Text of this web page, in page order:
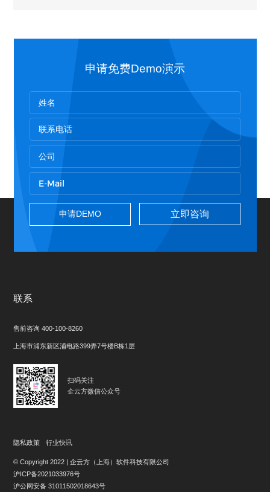
申请免费Demo演示
立即咨询
联系
售前咨询 400-100-8260
上海市浦东新区浦电路399弄7号楼B栋1层
扫码关注
企云方微信公众号
隐私政策 行业快讯
© Copyright 2022 | 企云方（上海）软件科技有限公司
沪ICP备2021033976号
沪公网安备 31011502018643号